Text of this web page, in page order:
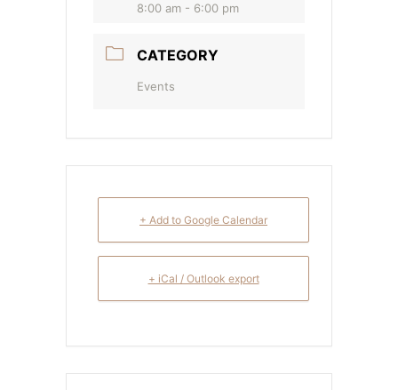
8:00 am - 6:00 pm
CATEGORY
Events
+ Add to Google Calendar
+ iCal / Outlook export